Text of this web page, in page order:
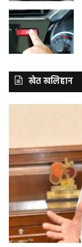
खेत खलिहान